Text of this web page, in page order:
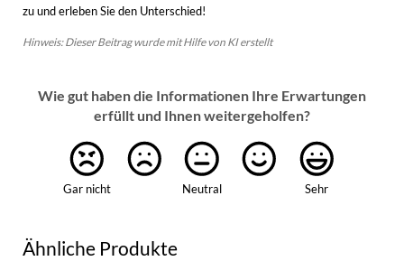
zu und erleben Sie den Unterschied!
Hinweis: Dieser Beitrag wurde mit Hilfe von KI erstellt
Wie gut haben die Informationen Ihre Erwartungen
erfüllt und Ihnen weitergeholfen?
Gar nicht Neutral Sehr
Ähnliche Produkte